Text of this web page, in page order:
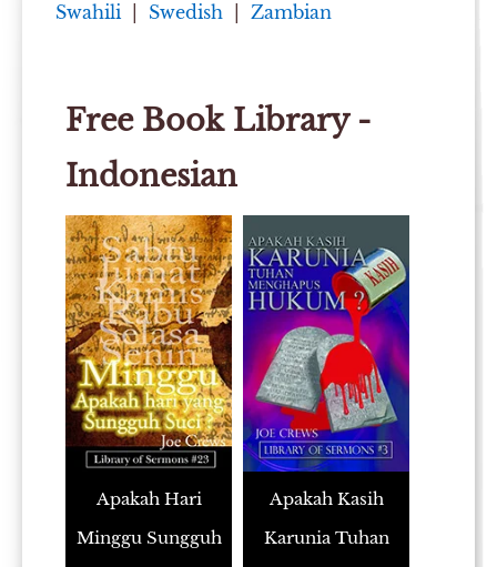
Swahili| Swedish |Zambian
Free Book Library -
Indonesian
Apakah Hari
Minggu Sungguh
Apakah Kasih
Karunia Tuhan